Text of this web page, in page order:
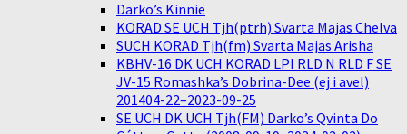
Darko’s Kinnie
KORAD SE UCH Tjh(ptrh) Svarta Majas Chelva
SUCH KORAD Tjh(fm) Svarta Majas Arisha
KBHV-16 DK UCH KORAD LPI RLD N RLD F SE
JV-15 Romashka’s Dobrina-Dee (ej i avel)
201404-22–2023-09-25
SE UCH DK UCH Tjh(FM) Darko’s Qvinta Do